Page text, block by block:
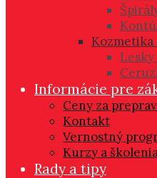
Kozmetika
Informácie pre
Ceny za
Kontakt
Vernostný
Kurzy a
Rady a tipy